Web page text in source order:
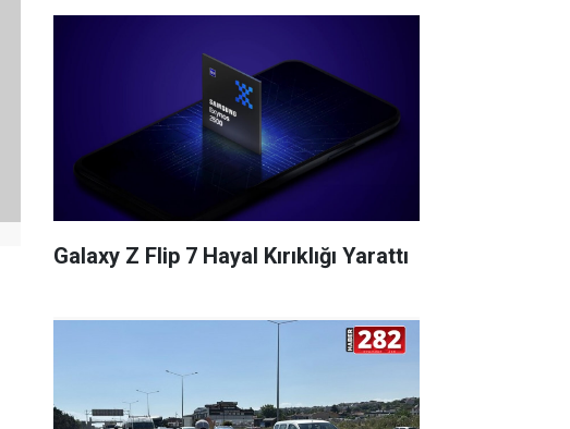
Galaxy Z Flip 7 Hayal Kırıklığı Yarattı